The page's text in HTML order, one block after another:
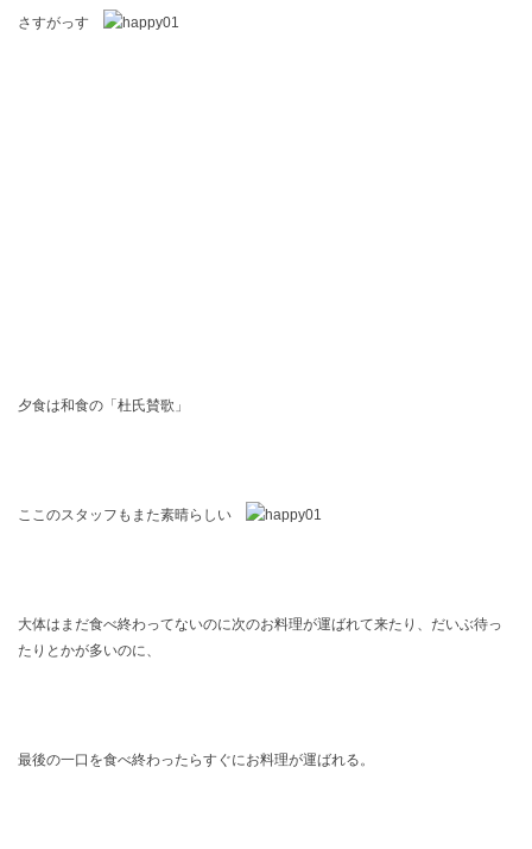
さすがっす
夕食は和食の「杜氏賛歌」
ここのスタッフもまた素晴らしい
大体はまだ食べ終わってないのに次のお料理が運ばれて来たり、だいぶ待っ
たりとかが多いのに、
最後の一口を食べ終わったらすぐにお料理が運ばれる。